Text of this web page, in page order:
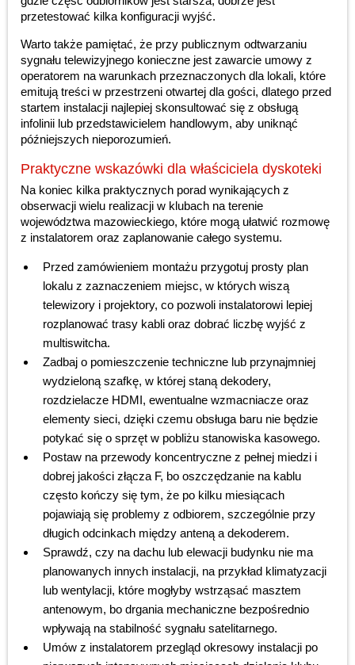
przetestować kilka konfiguracji wyjść.
Warto także pamiętać, że przy publicznym odtwarzaniu
sygnału telewizyjnego konieczne jest zawarcie umowy z
operatorem na warunkach przeznaczonych dla lokali, które
emitują treści w przestrzeni otwartej dla gości, dlatego przed
startem instalacji najlepiej skonsultować się z obsługą
infolinii lub przedstawicielem handlowym, aby uniknąć
późniejszych nieporozumień.
Praktyczne wskazówki dla właściciela dyskoteki
Na koniec kilka praktycznych porad wynikających z
obserwacji wielu realizacji w klubach na terenie
województwa mazowieckiego, które mogą ułatwić rozmowę
z instalatorem oraz zaplanowanie całego systemu.
Przed zamówieniem montażu przygotuj prosty plan
lokalu z zaznaczeniem miejsc, w których wiszą
telewizory i projektory, co pozwoli instalatorowi lepiej
rozplanować trasy kabli oraz dobrać liczbę wyjść z
multiswitcha.
Zadbaj o pomieszczenie techniczne lub przynajmniej
wydzieloną szafkę, w której staną dekodery,
rozdzielacze HDMI, ewentualne wzmacniacze oraz
elementy sieci, dzięki czemu obsługa baru nie będzie
potykać się o sprzęt w pobliżu stanowiska kasowego.
Postaw na przewody koncentryczne z pełnej miedzi i
dobrej jakości złącza F, bo oszczędzanie na kablu
często kończy się tym, że po kilku miesiącach
pojawiają się problemy z odbiorem, szczególnie przy
długich odcinkach między anteną a dekoderem.
Sprawdź, czy na dachu lub elewacji budynku nie ma
planowanych innych instalacji, na przykład klimatyzacji
lub wentylacji, które mogłyby wstrząsać masztem
antenowym, bo drgania mechaniczne bezpośrednio
wpływają na stabilność sygnału satelitarnego.
Umów z instalatorem przegląd okresowy instalacji po